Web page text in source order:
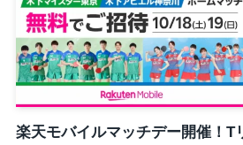
楽天モバイルマッチデー開催！T